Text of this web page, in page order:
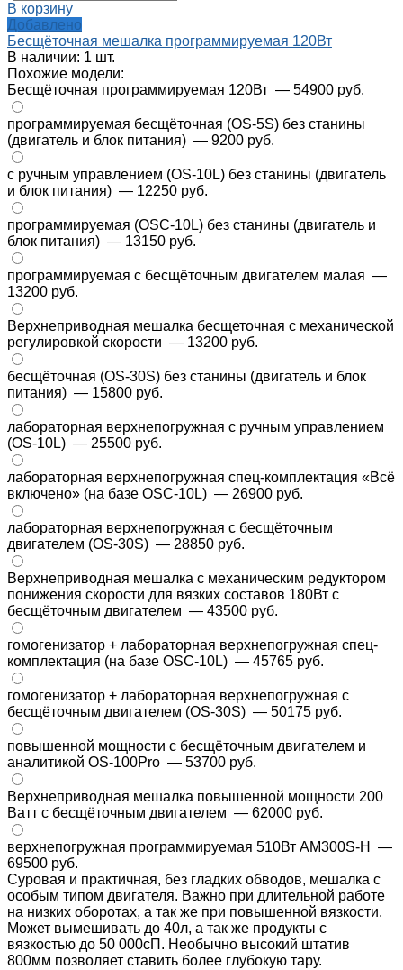
В корзину
Добавлено
Бесщёточная мешалка программируемая 120Вт
В наличии: 1 шт.
Похожие модели:
Бесщёточная программируемая 120Вт — 54900 руб.
программируемая бесщёточная (OS-5S) без станины
(двигатель и блок питания) — 9200 руб.
с ручным управлением (OS-10L) без станины (двигатель
и блок питания) — 12250 руб.
программируемая (OSC-10L) без станины (двигатель и
блок питания) — 13150 руб.
программируемая с бесщёточным двигателем малая —
13200 руб.
Верхнеприводная мешалка бесщеточная с механической
регулировкой скорости — 13200 руб.
бесщёточная (OS-30S) без станины (двигатель и блок
питания) — 15800 руб.
лабораторная верхнепогружная с ручным управлением
(OS-10L) — 25500 руб.
лабораторная верхнепогружная спец-комплектация «Всё
включено» (на базе OSC-10L) — 26900 руб.
лабораторная верхнепогружная с бесщёточным
двигателем (OS-30S) — 28850 руб.
Верхнеприводная мешалка с механическим редуктором
понижения скорости для вязких составов 180Вт с
бесщёточным двигателем — 43500 руб.
гомогенизатор + лабораторная верхнепогружная спец-
комплектация (на базе OSC-10L) — 45765 руб.
гомогенизатор + лабораторная верхнепогружная с
бесщёточным двигателем (OS-30S) — 50175 руб.
повышенной мощности с бесщёточным двигателем и
аналитикой OS-100Pro — 53700 руб.
Верхнеприводная мешалка повышенной мощности 200
Ватт с бесщёточным двигателем — 62000 руб.
верхнепогружная программируемая 510Вт AM300S-H
—
69500 руб.
Суровая и практичная, без гладких обводов, мешалка с
особым типом двигателя. Важно при длительной работе
на низких оборотах, а так же при повышенной вязкости.
Может вымешивать до 40л, а так же продукты с
вязкостью до 50 000сП. Необычно высокий штатив
800мм позволяет ставить более глубокую тару.